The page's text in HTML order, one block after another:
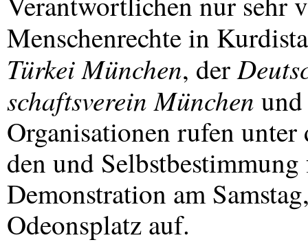
Menschenrechte in
Türkei München, der
schaftsverein München
Organisationen rufen
den und
Demonstration am
Odeonsplatz auf.